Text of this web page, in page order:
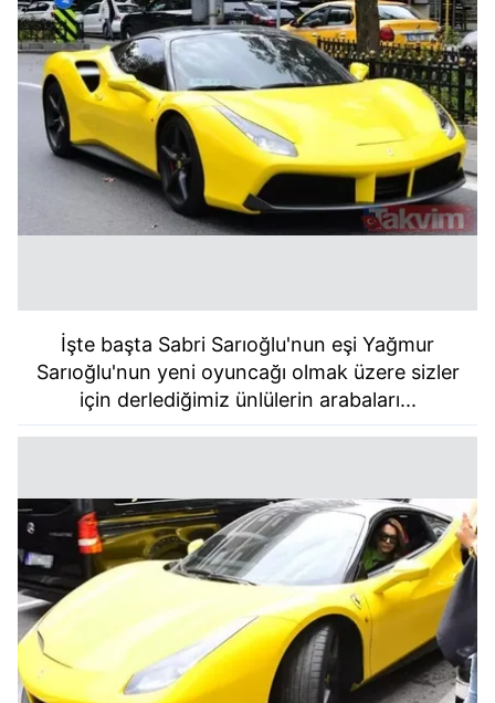
İşte başta Sabri Sarıoğlu'nun eşi Yağmur
Sarıoğlu'nun yeni oyuncağı olmak üzere sizler
için derlediğimiz ünlülerin arabaları...